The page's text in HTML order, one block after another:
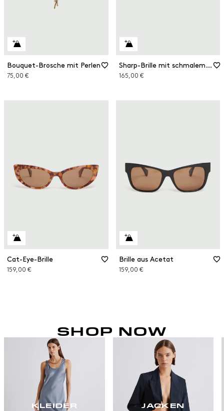
Bouquet-Brosche mit Perlen
75,00 €
Sharp-Brille mit schmalem Gestell
165,00 €
Cat-Eye-Brille
159,00 €
Brille aus Acetat
159,00 €
SHOP NOW
KLEIDER JACKEN